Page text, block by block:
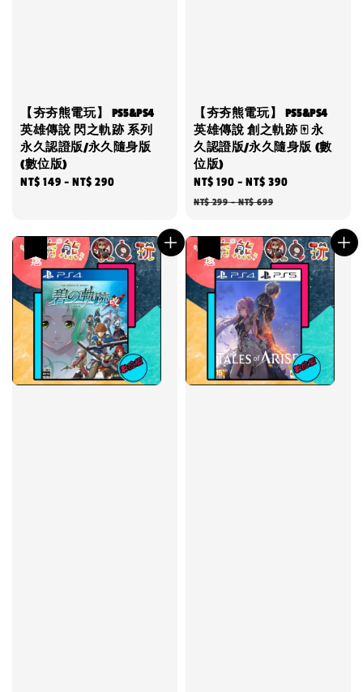
【夯夯熊電玩】 PS5&PS4
英雄傳說 閃之軌跡 系列
永久認證版/永久隨身版
(數位版)
Regular
NT$ 149 -NT$ 290
【夯夯熊電玩】 PS5&PS4
英雄傳說 創之軌跡 🀄 永
久認證版/永久隨身版 (數
位版)
Sale
price
NT$ 190 -NT$ 390
NT$ 299-NT$ 699